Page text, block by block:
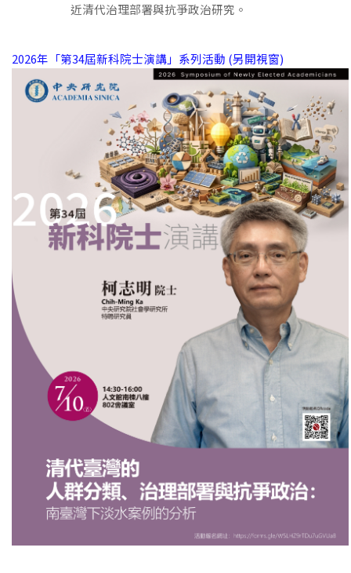
近清代治理部署與抗爭政治研究。
2026年「第34屆新科院士演講」系列活動 (另開視窗)